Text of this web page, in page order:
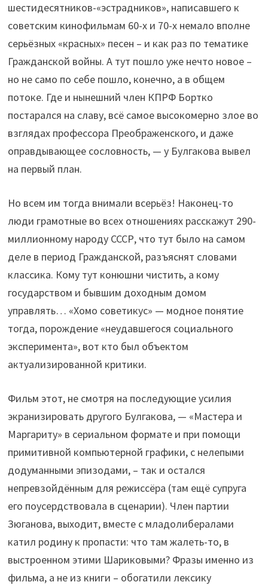
шестидесятников-«эстрадников», написавшего к
советским кинофильмам 60-х и 70-х немало вполне
серьёзных «красных» песен – и как раз по тематике
Гражданской войны. А тут пошло уже нечто новое –
но не само по себе пошло, конечно, а в общем
потоке. Где и нынешний член КПРФ Бортко
постарался на славу, всё самое высокомерно злое во
взглядах профессора Преображенского, и даже
оправдывающее сословность, — у Булгакова вывел
на первый план.
Но всем им тогда внимали всерьёз! Наконец-то
люди грамотные во всех отношениях расскажут 290-
миллионному народу СССР, что тут было на самом
деле в период Гражданской, разъяснят словами
классика. Кому тут конюшни чистить, а кому
государством и бывшим доходным домом
управлять… «Хомо советикус» — модное понятие
тогда, порождение «неудавшегося социального
эксперимента», вот кто был объектом
актуализированной критики.
Фильм этот, не смотря на последующие усилия
экранизировать другого Булгакова, — «Мастера и
Маргариту» в сериальном формате и при помощи
примитивной компьютерной графики, с нелепыми
додуманными эпизодами, – так и остался
непревзойдённым для режиссёра (там ещё супруга
его поусердствовала в сценарии). Член партии
Зюганова, выходит, вместе с младолибералами
катил родину к пропасти: что там жалеть-то, в
выстроенном этими Шариковыми? Фразы именно из
фильма, а не из книги – обогатили лексику